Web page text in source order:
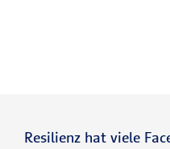
Resilienz hat viele